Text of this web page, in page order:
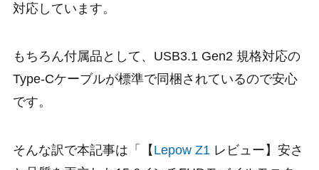
対応しています。
もちろん付属品として、 USB3.1 Gen2 規格対応の
Type-Cケーブルが標準で同梱されているので安心
です。
そんな訳で本記事は「【 Lepow Z1レビュー】安さ